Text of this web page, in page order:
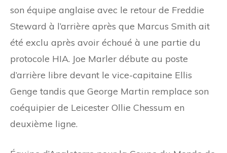
son équipe anglaise avec le retour de Freddie
Steward à l’arrière après que Marcus Smith ait
été exclu après avoir échoué à une partie du
protocole HIA. Joe Marler débute au poste
d’arrière libre devant le vice-capitaine Ellis
Genge tandis que George Martin remplace son
coéquipier de Leicester Ollie Chessum en
deuxième ligne.